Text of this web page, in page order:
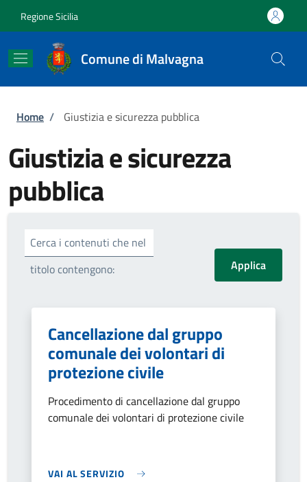
Regione Sicilia
Comune di Malvagna
Briciole di pane
Home / Giustizia e sicurezza pubblica
Giustizia e sicurezza
pubblica
Cerca i contenuti che nel
titolo contengono:
Cancellazione dal gruppo
comunale dei volontari di
protezione civile
Procedimento di cancellazione dal gruppo
comunale dei volontari di protezione civile
VAI AL SERVIZIO